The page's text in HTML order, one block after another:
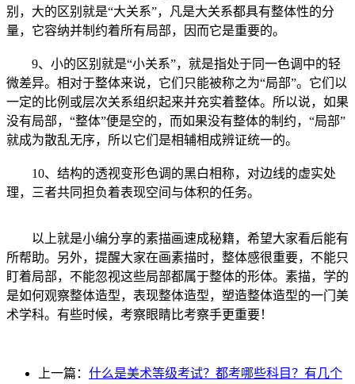
别，大的区别就是“大关系”，凡是大关系都具有整体性的分
量，它容纳并制约着所有局部，因而它是重要的。
9、小的区别就是“小关系”，就是指处于同一色调中的轻
微差异。相对于整体来说，它们只能被称之为“局部”。它们以
一定的比例或层次关系组织起来并充实着整体。所以说，如果
没有局部，“整体”便是空的，而如果没有整体的制约，“局部”
就成为散乱无序，所以它们是相辅相成辨证统一的。
10、结构的透视变形色调的黑白相称，对边线的虚实处
理，三者共同担负着表现空间与体积的任务。
以上就是小编分享的素描画速成秘籍，希望大家看后能有
所帮助。另外，提醒大家在画素描时，整体感很重要，不能只
盯着局部，不能忽视这些局部都属于整体的形体。素描，学的
是如何观察整体造型，表现整体造型，塑造整体造型的一门美
术学科。有些时候，考察眼睛比考察手更重要！
上一篇： 什么是美术等级考试？都考哪些科目？有几个